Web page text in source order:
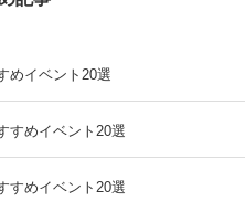
めイベント20選
すめイベント20選
すめイベント20選